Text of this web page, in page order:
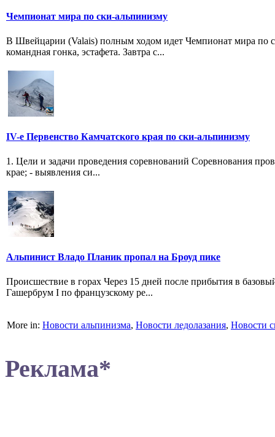
Чемпионат мира по ски-альпинизму
В Швейцарии (Valais) полным ходом идет Чемпионат мира по
командная гонка, эстафета. Завтра с...
IV-е Первенство Камчатского края по ски-альпинизму
1. Цели и задачи проведения соревнований Соревнования
крае; - выявления си...
Альпинист Владо Планик пропал на Броуд пике
Происшествие в горах Через 15 дней после прибытия в
Гашербрум I по французскому ре...
More in: Новости альпинизма, Новости ледолазания, Новости
Реклама*